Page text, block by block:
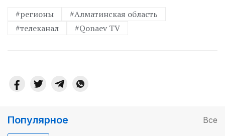
#регионы
#Алматинская область
#телеканал
#Qonaev TV
Популярное Все